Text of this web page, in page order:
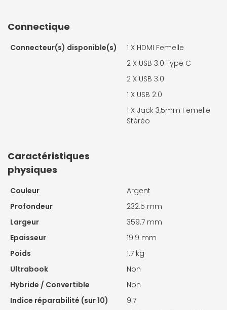
Connectique
Connecteur(s) disponible(s) 1 X HDMI Femelle
2 X USB 3.0 Type C
2 X USB 3.0
1 X USB 2.0
1 X Jack 3,5mm Femelle
Stéréo
Caractéristiques
physiques
Couleur
Argent
Profondeur
232.5 mm
Largeur
359.7 mm
Epaisseur
19.9 mm
Poids
1.7 kg
Ultrabook
Non
Hybride / Convertible
Non
Indice réparabilité (sur 10)
9.7